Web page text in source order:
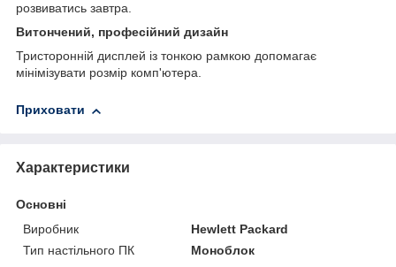
розвиватись завтра.
Витончений, професійний дизайн
Тристоронній дисплей із тонкою рамкою допомагає
мінімізувати розмір комп'ютера.
Приховати
Характеристики
Основні
Виробник
Hewlett Packard
Тип настільного ПК
Моноблок